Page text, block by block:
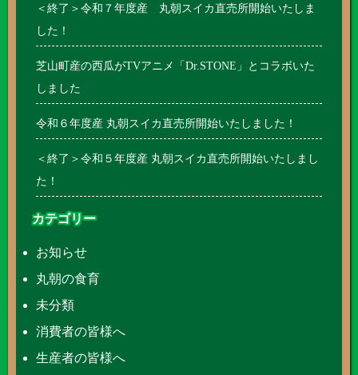
＜終了＞令和７年度産 丸朝スイカ直売所開始いたしま
した！
芝山町産の西瓜がTVアニメ「Dr.STONE」とコラボいた
しました
令和６年度産 丸朝スイカ直売所開始いたしました！
＜終了＞令和５年度産 丸朝スイカ直売所開始いたしまし
た！
カテゴリー
お知らせ
丸朝の食育
未分類
消費者の皆様へ
生産者の皆様へ